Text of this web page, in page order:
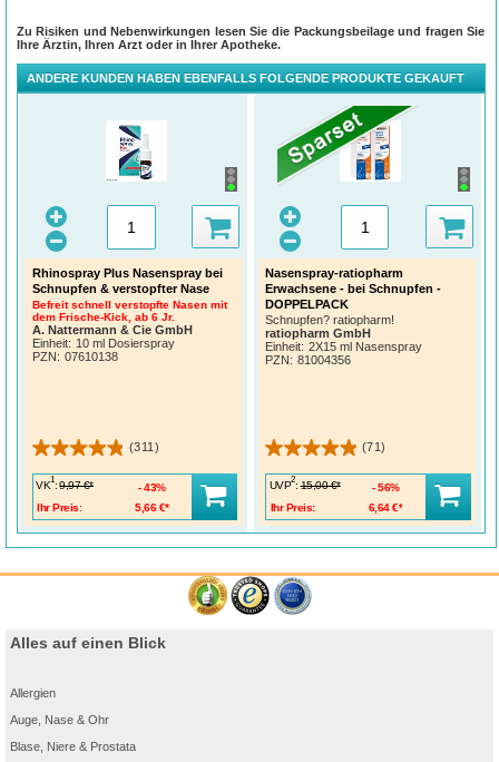
Zu Risiken und Nebenwirkungen lesen Sie die Packungsbeilage und fragen Sie
Ihre Ärztin, Ihren Arzt oder in Ihrer Apotheke.
ANDERE KUNDEN HABEN EBENFALLS FOLGENDE PRODUKTE GEKAUFT
Rhinospray Plus Nasenspray bei
Schnupfen & verstopfter Nase
Befreit schnell verstopfte Nasen mit
dem Frische-Kick, ab 6 Jr.
A. Nattermann & Cie GmbH
Einheit: 10 ml Dosierspray
PZN : 07610138
(311)
VK
1
: 9,97 €*
Ihr Preis:
5,66 €*
43%
Nasenspray-ratiopharm
Erwachsene - bei Schnupfen -
DOPPELPACK
Schnupfen? ratiopharm!
ratiopharm GmbH
Einheit: 2X15 ml Nasenspray
PZN : 81004356
(71)
UVP
2
: 15,00 €*
Ihr Preis:
6,64 €*
56%
Alles auf einen Blick
Allergien
Auge, Nase & Ohr
Blase, Niere & Prostata